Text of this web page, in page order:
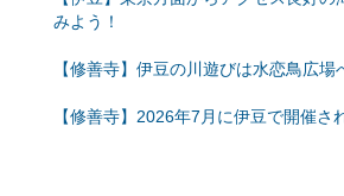
みよう！
【修善寺】伊豆の川遊びは水恋鳥広場
【修善寺】2026年7月に伊豆で開催さ